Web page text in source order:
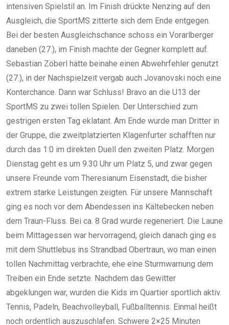
intensiven Spielstil an. Im Finish drückte Nenzing auf den
Ausgleich, die SportMS zitterte sich dem Ende entgegen.
Bei der besten Ausgleichschance schoss ein Vorarlberger
daneben (27.), im Finish machte der Gegner komplett auf.
Sebastian Zöberl hätte beinahe einen Abwehrfehler genutzt
(27.), in der Nachspielzeit vergab auch Jovanovski noch eine
Konterchance. Dann war Schluss! Bravo an die U13 der
SportMS zu zwei tollen Spielen. Der Unterschied zum
gestrigen ersten Tag eklatant. Am Ende wurde man Dritter in
der Gruppe, die zweitplatzierten Klagenfurter schafften nur
durch das 1:0 im direkten Duell den zweiten Platz. Morgen
Dienstag geht es um 9.30 Uhr um Platz 5, und zwar gegen
unsere Freunde vom Theresianum Eisenstadt, die bisher
extrem starke Leistungen zeigten. Für unsere Mannschaft
ging es noch vor dem Abendessen ins Kältebecken neben
dem Traun-Fluss. Bei ca. 8 Grad wurde regeneriert. Die Laune
beim Mittagessen war hervorragend, gleich danach ging es
mit dem Shuttlebus ins Strandbad Obertraun, wo man einen
tollen Nachmittag verbrachte, ehe eine Sturmwarnung dem
Treiben ein Ende setzte. Nachdem das Gewitter
abgeklungen war, wurden die Kids im Quartier sportlich aktiv.
Tennis, Padeln, Beachvolleyball, Fußballtennis. Einmal heißt
noch ordentlich auszuschlafen. Schwere 2×25 Minuten